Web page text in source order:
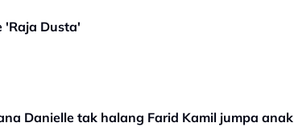
'Raja Dusta'
Danielle tak halang Farid Kamil jumpa anak